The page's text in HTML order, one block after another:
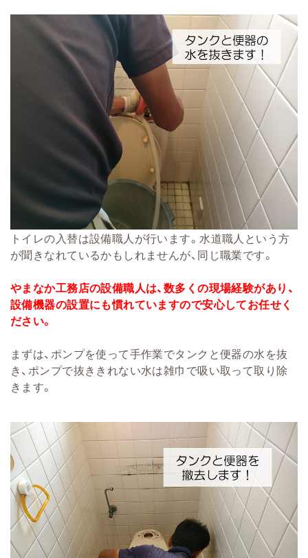
トイレの入替は設備職人が行います。水道職人という方
が聞きなれているかもしれませんが、同じ職業です。
やまなか工務店の設備職人は、数多くの現場経験があり、
設備機器の設置にも慣れていますので安心してお任せく
ださい。
まずは、ポンプを使って手作業でタンクと便器の水を抜
き、ポンプで抜ききれない水は雑巾で吸い取って取り除
きます。